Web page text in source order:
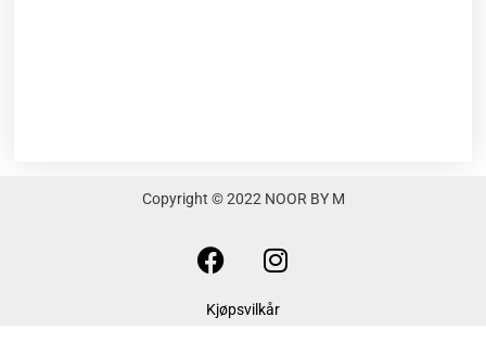
Copyright © 2022 NOOR BY M
F
a
c
e
I
n
s
t
Kjøpsvilkår